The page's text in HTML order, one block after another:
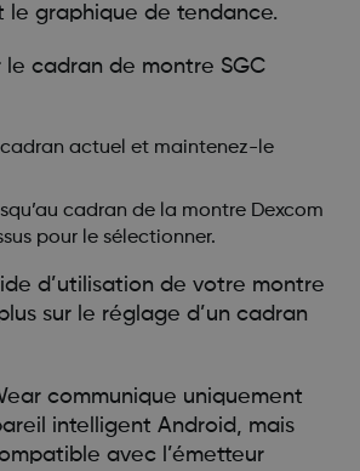
le graphique de tendance.
le cadran de montre SGC
cadran actuel et maintenez-le
cadran de la montre Dexcom
pour le sélectionner.
d’utilisation de votre montre
sur le réglage d’un cadran
communique uniquement
intelligent Android, mais
avec l’émetteur